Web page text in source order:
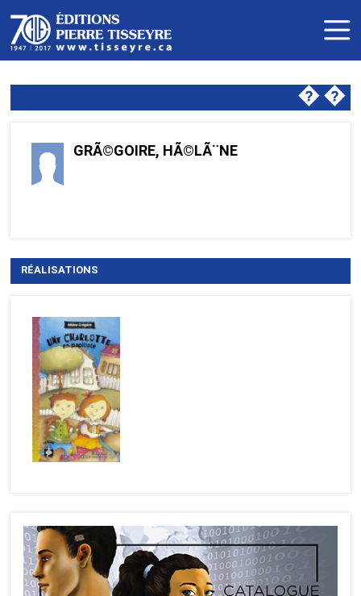
��
GRÃ©GOIRE, HÃ©LÃ¨NE
RÉALISATIONS